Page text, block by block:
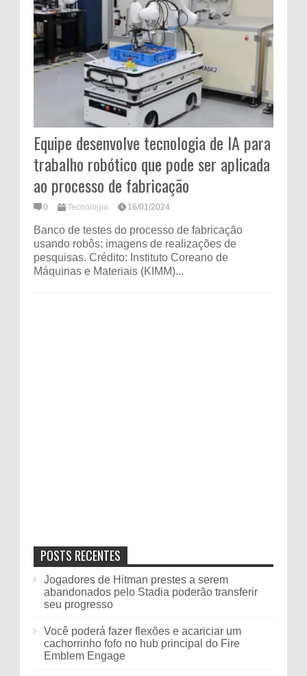
Equipe desenvolve tecnologia de IA para
trabalho robótico que pode ser aplicada
ao processo de fabricação
0 Tecnologia 16/01/2024
Banco de testes do processo de fabricação
usando robôs: imagens de realizações de
pesquisas. Crédito: Instituto Coreano de
Máquinas e Materiais (KIMM)...
POSTS RECENTES
Jogadores de Hitman prestes a serem
abandonados pelo Stadia poderão transferir
seu progresso
Você poderá fazer flexões e acariciar um
cachorrinho fofo no hub principal do Fire
Emblem Engage